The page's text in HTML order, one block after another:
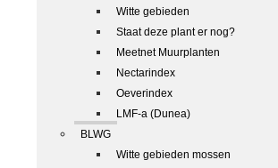
Witte gebieden
Staat deze plant er nog?
Meetnet Muurplanten
Nectarindex
Oeverindex
LMF-a (Dunea)
BLWG
Witte gebieden mossen